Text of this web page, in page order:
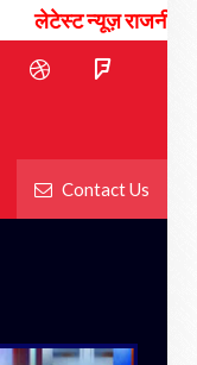
राजनीती, चुनाव,
Contact Us